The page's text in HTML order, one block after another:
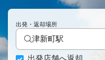
出発・返却場所
津新町駅
出発店舗へ返却